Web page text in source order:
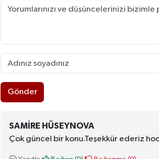
Gönder
SAMIRE HÜSEYNOVA
Çok güncel bir konu.Teşekkür ederiz